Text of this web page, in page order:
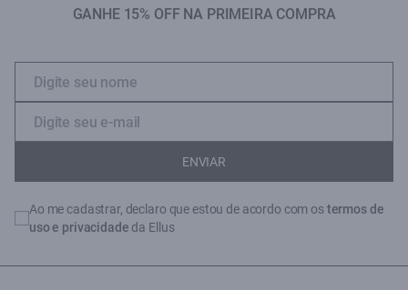
GANHE 15% OFF NA PRIMEIRA COMPRA
ENVIAR
Ao me cadastrar, declaro que estou de acordo com ostermos de
uso e privacidade da Ellus